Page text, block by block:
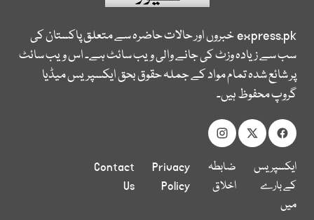
express.pkخبروں اور حالات حاضرہ سے متعلق پاکستان کی
سب سے زیادہ وزٹ کی جانے والی ویب سائٹ ہے۔ اس ویب سائٹ
پر شائع شدہ تمام مواد کے جملہ حقوق بحق ایکسپریس میڈیا
گروپ محفوظ ہیں۔
ایکسپریس
کے بارے
میں
ضابطہ
اخلاق
Privacy
Policy
Contact
Us